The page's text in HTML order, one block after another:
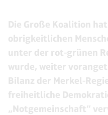
Die Große Koalition
obrigkeitlichen
unter der rot-grünen
wurde, weiter
Bilanz der Merkel-
freiheitliche
„Notgemeinschaft“